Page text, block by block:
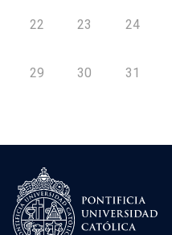
22 23 24
29 30 31